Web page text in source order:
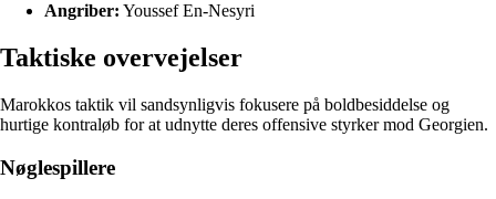
Angriber: Youssef En-Nesyri
Taktiske overvejelser
Marokkos taktik vil sandsynligvis fokusere på boldbesiddelse og
hurtige kontraløb for at udnytte deres offensive styrker mod Georgien.
Nøglespillere